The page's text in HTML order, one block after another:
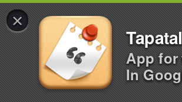
×
App
In